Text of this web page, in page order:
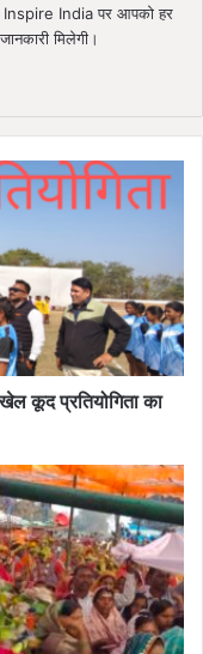
Inspire India पर आपको हर
मिलेगी।
कूद प्रतियोगिता का